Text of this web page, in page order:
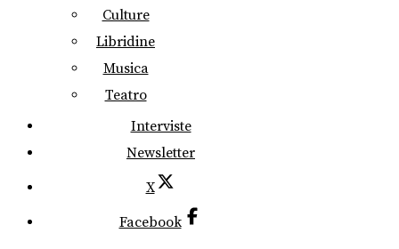
Culture
Libridine
Musica
Teatro
Interviste
Newsletter
X
Facebook